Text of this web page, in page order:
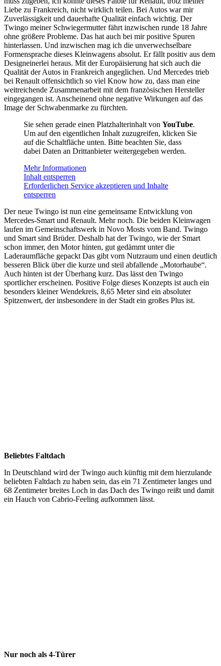
Liebe zu Frankreich, nicht wirklich teilen. Bei Autos war mir
Zuverlässigkeit und dauerhafte Qualität einfach wichtig. Der
Twingo meiner Schwiegermutter fährt inzwischen runde 18 Jahre
ohne größere Probleme. Das hat auch bei mir positive Spuren
hinterlassen. Und inzwischen mag ich die unverwechselbare
Formensprache dieses Kleinwagens absolut. Er fällt positiv aus dem
Designeinerlei heraus. Mit der Europäisierung hat sich auch die
Qualität der Autos in Frankreich angeglichen. Und Mercedes trieb
bei Renault offensichtlich so viel Know how zu, dass man eine
weitreichende Zusammenarbeit mit dem französischen Hersteller
eingegangen ist. Anscheinend ohne negative Wirkungen auf das
Image der Schwabenmarke zu fürchten.
Sie sehen gerade einen Platzhalterinhalt von YouTube.
Um auf den eigentlichen Inhalt zuzugreifen, klicken Sie
auf die Schaltfläche unten. Bitte beachten Sie, dass
dabei Daten an Drittanbieter weitergegeben werden.
Mehr Informationen
Inhalt entsperren
Erforderlichen Service akzeptieren und Inhalte
entsperren
Der neue Twingo ist nun eine gemeinsame Entwicklung von
Mercedes-Smart und Renault. Mehr noch. Die beiden Kleinwagen
laufen im Gemeinschaftswerk in Novo Mosts vom Band. Twingo
und Smart sind Brüder. Deshalb hat der Twingo, wie der Smart
schon immer, den Motor hinten, gut gedämmt unter die
Laderaumfläche gepackt Das gibt vorn Nutzraum und einen deutlich
besseren Blick über die kurze und steil abfallende „Motorhaube“.
Auch hinten ist der Überhang kurz. Das lässt den Twingo
sportlicher erscheinen. Positive Folge dieses Konzepts ist auch ein
besonders kleiner Wendekreis, 8,65 Meter sind ein absoluter
Spitzenwert, der insbesondere in der Stadt ein großes Plus ist.
Beliebtes Faltdach
In Deutschland wird der Twingo auch künftig mit dem hierzulande
beliebten Faltdach zu haben sein, das ein 71 Zentimeter langes und
68 Zentimeter breites Loch in das Dach des Twingo reißt und damit
ein Hauch von Cabrio-Feeling aufkommen lässt.
Nur noch als 4-Türer